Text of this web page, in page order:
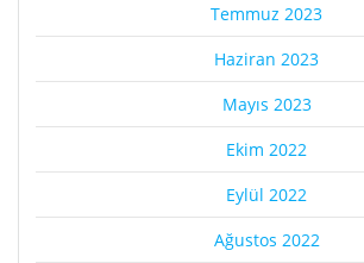
Temmuz 2023
Haziran 2023
Mayıs 2023
Ekim 2022
Eylül 2022
Ağustos 2022